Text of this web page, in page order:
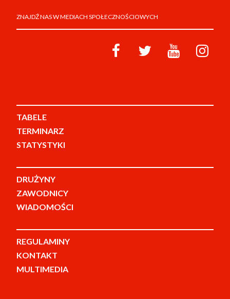
ZNAJDŹ NAS W MEDIACH SPOŁECZNOŚCIOWYCH
TABELE
TERMINARZ
STATYSTYKI
DRUŻYNY
ZAWODNICY
WIADOMOŚCI
REGULAMINY
KONTAKT
MULTIMEDIA